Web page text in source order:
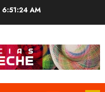
6:51:24 AM